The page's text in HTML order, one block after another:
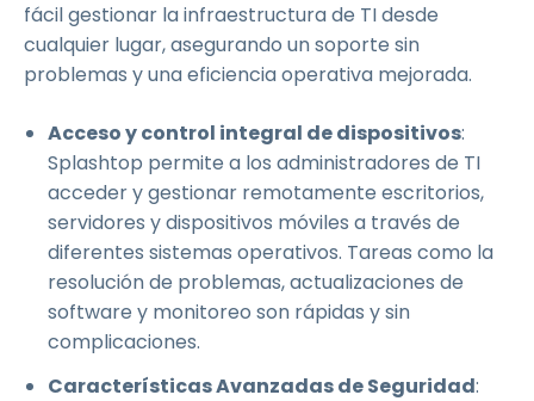
fácil gestionar la infraestructura de TI desde
cualquier lugar, asegurando un soporte sin
problemas y una eficiencia operativa mejorada.
Acceso y control integral de dispositivos:
Splashtop permite a los administradores de TI
acceder y gestionar remotamente escritorios,
servidores y dispositivos móviles a través de
diferentes sistemas operativos. Tareas como la
resolución de problemas, actualizaciones de
software y monitoreo son rápidas y sin
complicaciones.
Características Avanzadas de Seguridad: